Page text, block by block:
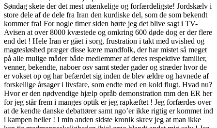
Søndag skete der det mest utænkelige og forfærdeligste! Jordskælv i
store dele af de dele fra Iran den kurdiske del, som de som bekendt
kommer fra! For nogle timer siden hørte jeg det blive sagt i TV-
Avisen at over 8000 kvæstede og omkring 600 døde dog er der flere
end det ! Hele Iran er gået i sorg, frustration i takt med uvished og
magtesløshed præger disse kære mandfolk, der har mistet så meget
på alle mulige måder både medlemmer af deres respektive familier,
venner, bekendte, naboer osv samt steder gader og stræder hvor de
er vokset op og har befærdet sig inden de blev ældre og havnede af
forskellige årsager i livsfare, som endte med en kold flugt. Hvad nu?
Hvor er den nødvendige hjælp opråb demonstration mm den ER her
for jeg står frem i manges optik er jeg rapkæftet ! Jeg forfærdes over
at de kendte danske debattører samt ngo’er ikke rigtig er kommet ind
i kampen heller ! I min anden sidste kronik skrev jeg at man ikke